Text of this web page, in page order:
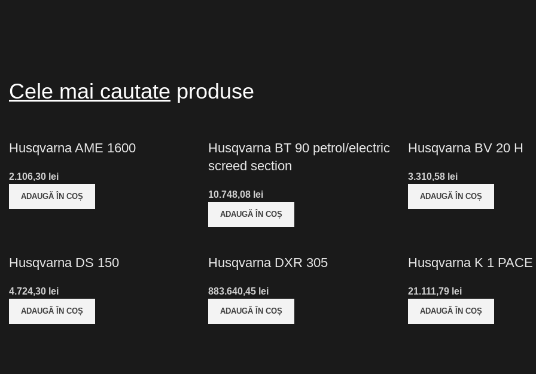
Cele mai cautate produse
Husqvarna AME 1600
lei
ADAUGĂ ÎN COȘ
Husqvarna BT 90 petrol/electric
screed section
lei
ADAUGĂ ÎN COȘ
Husqvarna BV 20 H
lei
ADAUGĂ ÎN COȘ
Husqvarna DS 150
lei
ADAUGĂ ÎN COȘ
Husqvarna DXR 305
lei
ADAUGĂ ÎN COȘ
Husqvarna K 1 PACE
lei
ADAUGĂ ÎN COȘ